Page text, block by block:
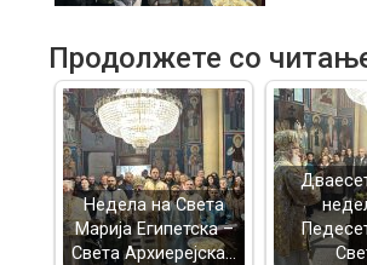
Продолжете со
Недела на Света
Марија Египетска –
Света Архиерејска…